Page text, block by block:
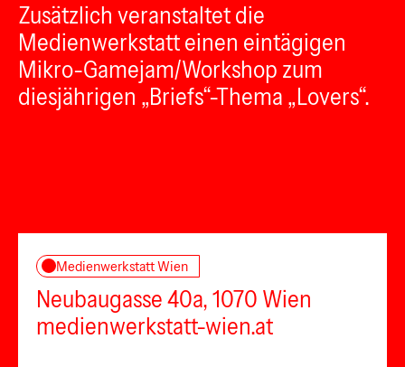
Zusätzlich veranstaltet die
Medienwerkstatt einen eintägigen
Mikro-Gamejam/Workshop zum
diesjährigen „Briefs“-Thema „Lovers“.
Medienwerkstatt Wien
Neubaugasse 40a, 1070 Wien
medienwerkstatt-wien.at